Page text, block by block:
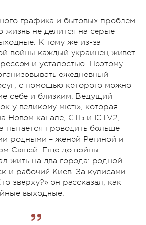
графика и бытовых проблем
жизнь не делится на серые
К тому же из-за
войны каждый украинец живет
и усталостью. Поэтому
ежедневный
с помощью которого можно
себе и близким. Ведущий
у великому місті», которая
Новом канале, СТБ и ICTV2,
пытается проводить больше
родными – женой Региной и
Сашей. Еще до войны
жить на два города: родной
и рабочий Киев. За кулисами
зверху?» он рассказал, как
выходные.